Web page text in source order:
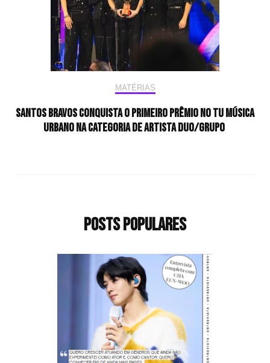
MATÉRIAS
Santos bravos conquista o primeiro prêmio no Tu Música
Urbano na categoria de Artista Duo/Grupo
Posts populares